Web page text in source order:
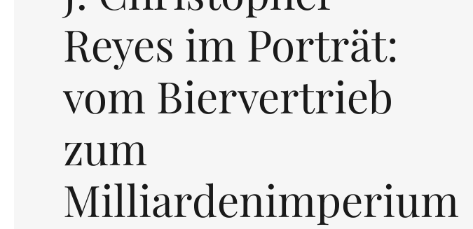
Reyes im Porträt:
vom Biervertrieb
zum
Milliardenimperium